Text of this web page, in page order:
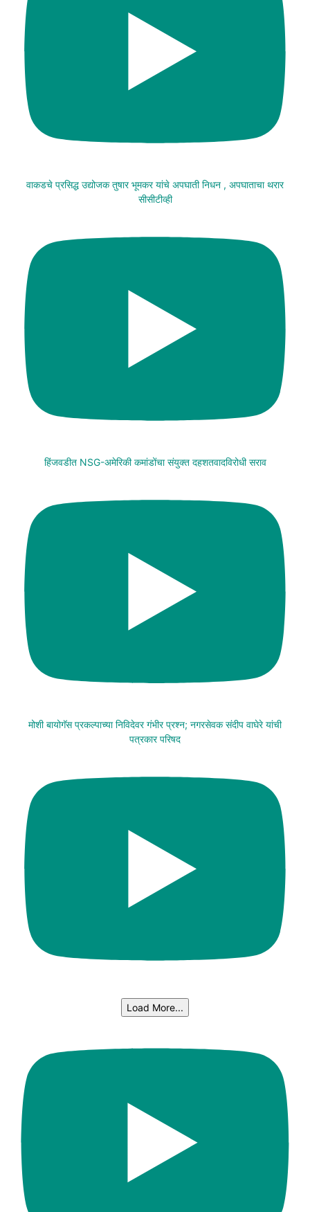
वाकडचे प्रसिद्ध उद्योजक तुषार भूमकर यांचे अपघाती निधन , अपघाताचा थरार
सीसीटीव्ही
हिंजवडीत NSG-अमेरिकी कमांडोंचा संयुक्त दहशतवादविरोधी सराव
मोशी बायोगॅस प्रकल्पाच्या निविदेवर गंभीर प्रश्न; नगरसेवक संदीप वाघेरे यांची
पत्रकार परिषद
Load More...